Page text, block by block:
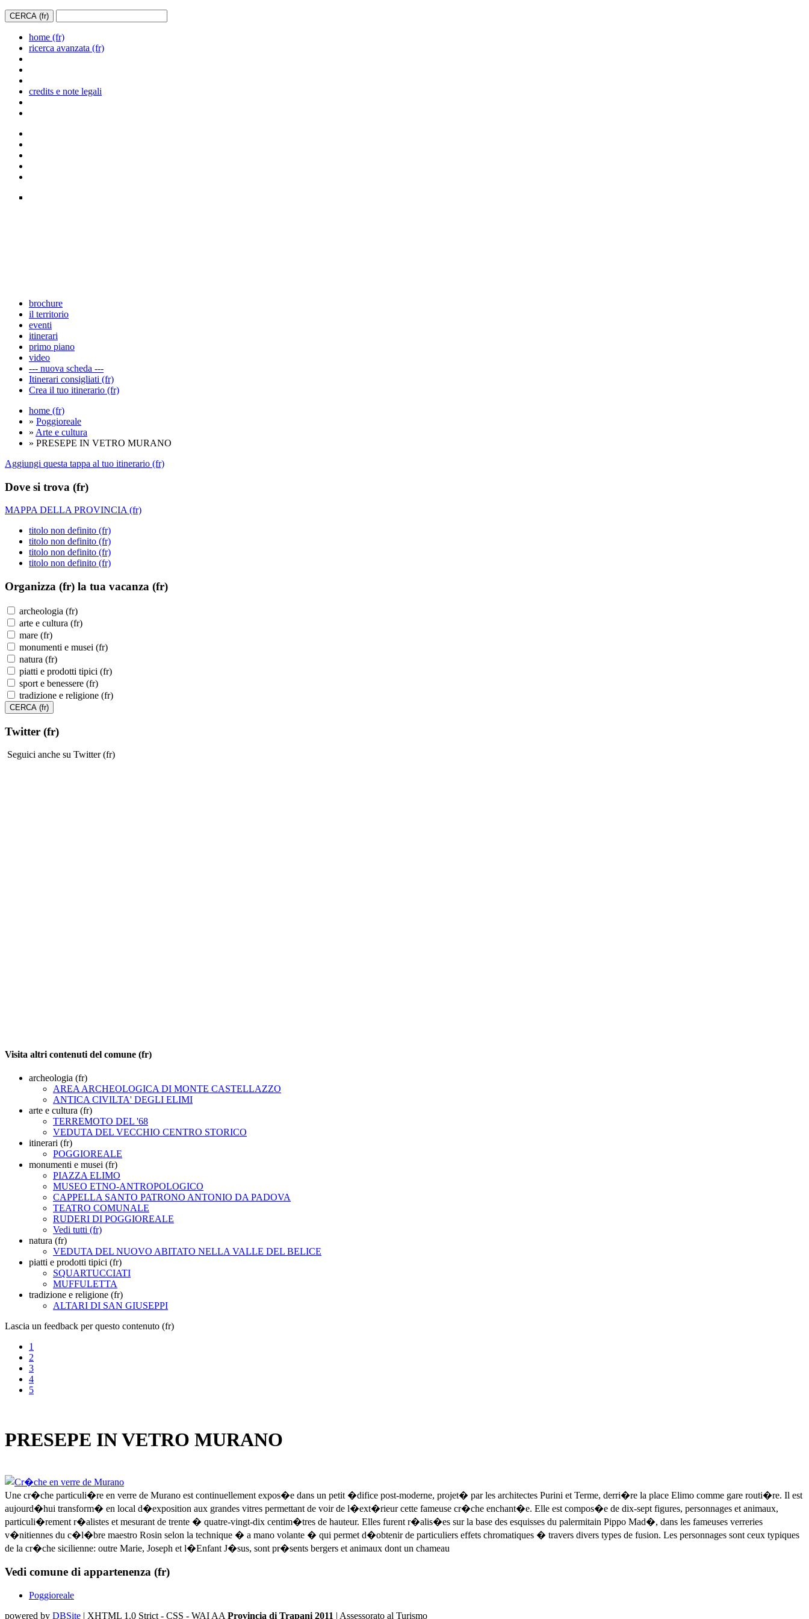
home (fr)
ricerca avanzata (fr)
credits e note legali
brochure
il territorio
eventi
itinerari
primo piano
video
--- nuova scheda ---
Itinerari consigliati (fr)
Crea il tuo itinerario (fr)
home (fr)
» Poggioreale
» Arte e cultura
» PRESEPE IN VETRO MURANO
Aggiungi questa tappa al tuo itinerario (fr)
Dove si trova (fr)
MAPPA DELLA PROVINCIA (fr)
titolo non definito (fr)
titolo non definito (fr)
titolo non definito (fr)
titolo non definito (fr)
Organizza (fr) la tua vacanza (fr)
archeologia (fr)
arte e cultura (fr)
mare (fr)
monumenti e musei (fr)
natura (fr)
piatti e prodotti tipici (fr)
sport e benessere (fr)
tradizione e religione (fr)
Twitter (fr)
Seguici anche su Twitter (fr)
Visita altri contenuti del comune (fr)
archeologia (fr)
AREA ARCHEOLOGICA DI MONTE CASTELLAZZO
ANTICA CIVILTA' DEGLI ELIMI
arte e cultura (fr)
TERREMOTO DEL '68
VEDUTA DEL VECCHIO CENTRO STORICO
itinerari (fr)
POGGIOREALE
monumenti e musei (fr)
PIAZZA ELIMO
MUSEO ETNO-ANTROPOLOGICO
CAPPELLA SANTO PATRONO ANTONIO DA PADOVA
TEATRO COMUNALE
RUDERI DI POGGIOREALE
Vedi tutti (fr)
natura (fr)
VEDUTA DEL NUOVO ABITATO NELLA VALLE DEL BELICE
piatti e prodotti tipici (fr)
SQUARTUCCIATI
MUFFULETTA
tradizione e religione (fr)
ALTARI DI SAN GIUSEPPI
Lascia un feedback per questo contenuto (fr)
1
2
3
4
5
PRESEPE IN VETRO MURANO
Une cr�che particuli�re en verre de Murano est continuellement expos�e dans un petit �difice post-moderne, projet� par les architectes Purini et Terme, derri�re la place Elimo comme gare routi�re. Il est
aujourd�hui transform� en local d�exposition aux grandes vitres permettant de voir de l�ext�rieur cette fameuse cr�che enchant�e. Elle est compos�e de dix-sept figures, personnages et animaux,
particuli�rement r�alistes et mesurant de trente � quatre-vingt-dix centim�tres de hauteur. Elles furent r�alis�es sur la base des esquisses du palermitain Pippo Mad�, dans les fameuses verreries
v�nitiennes du c�l�bre maestro Rosin selon la technique � a mano volante � qui permet d�obtenir de particuliers effets chromatiques � travers divers types de fusion. Les personnages sont ceux typiques
de la cr�che sicilienne: outre Marie, Joseph et l�Enfant J�sus, sont pr�sents bergers et animaux dont un chameau
Vedi comune di appartenenza (fr)
Poggioreale
powered by DBSite | XHTML 1.0 Strict - CSS - WAI AA Provincia di Trapani 2011 | Assessorato al Turismo